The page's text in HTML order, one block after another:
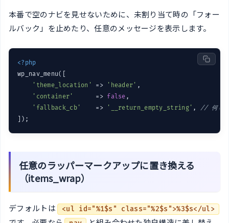
本番で空のナビを見せないために、未割り当て時の「フォー
ルバック」を止めたり、任意のメッセージを表示します。
<?php
wp_nav_menu([
'theme_location'
=> 'header' ,
'container'
      =>
false ,
'fallback_cb'
    =>
'__return_empty_string' , // 何も
任意のラッパーマークアップに置き換える
（items_wrap）
デフォルトは <ul id="%1$s" class="%2$s">%3$s</ul>